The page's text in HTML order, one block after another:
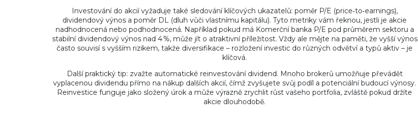
Investování do akcií vyžaduje také sledování klíčových ukazatelů: poměr P/E (price‑to‑earnings),
dividendový výnos a poměr DL (dluh vůči vlastnímu kapitálu). Tyto metriky vám řeknou, jestli je akcie
nadhodnocená nebo podhodnocená. Například pokud má Komerční banka P/E pod průměrem sektoru a
stabilní dividendový výnos nad 4 %, může jít o atraktivní příležitost. Vždy ale mějte na paměti, že vyšší výnos
často souvisí s vyšším rizikem, takže diversifikace – rozložení investic do různých odvětví a typů aktiv – je
klíčová.
Další praktický tip: zvažte automatické reinvestování dividend. Mnoho brokerů umožňuje převádět
vyplacenou dividendu přímo na nákup dalších akcií, čímž zvyšujete svůj podíl a potenciální budoucí výnosy.
Reinvestice funguje jako složený úrok a může výrazně zrychlit růst vašeho portfolia, zvláště pokud držíte
akcie dlouhodobě.